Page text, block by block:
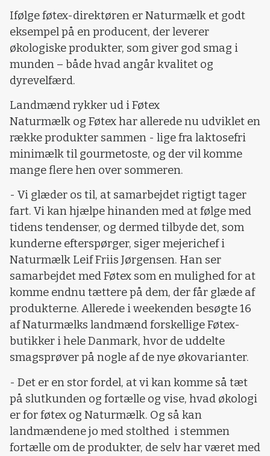
Ifølge føtex-direktøren er Naturmælk et godt
eksempel på en producent, der leverer
økologiske produkter, som giver god smag i
munden – både hvad angår kvalitet og
dyrevelfærd.
Landmænd rykker ud i Føtex
Naturmælk og Føtex har allerede nu udviklet en
række produkter sammen - lige fra laktosefri
minimælk til gourmetoste, og der vil komme
mange flere hen over sommeren.
- Vi glæder os til, at samarbejdet rigtigt tager
fart. Vi kan hjælpe hinanden med at følge med
tidens tendenser, og dermed tilbyde det, som
kunderne efterspørger, siger mejerichef i
Naturmælk Leif Friis Jørgensen. Han ser
samarbejdet med Føtex som en mulighed for at
komme endnu tættere på dem, der får glæde af
produkterne. Allerede i weekenden besøgte 16
af Naturmælks landmænd forskellige Føtex-
butikker i hele Danmark, hvor de uddelte
smagsprøver på nogle af de nye økovarianter.
- Det er en stor fordel, at vi kan komme så tæt
på slutkunden og fortælle og vise, hvad økologi
er for føtex og Naturmælk. Og så kan
landmændene jo med stolthed i stemmen
fortælle om de produkter, de selv har været med